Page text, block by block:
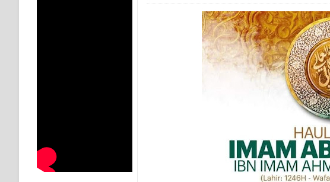
MUKASYAFAH MENURUT AHL AL-SUNNAH WAL JAMA'AH: BUKAN
KISAH WALI SUFI, YANG BACAAN SURAT AL-FATIHAHNYA TIDAK
SHAYKH TAREKAT ATAU TUKANG SIHIR? JANGAN MUDAH
DI TANGAN MURSYID, CINTA MENEMUKAN JALAN PULANG